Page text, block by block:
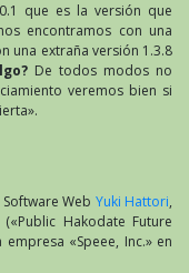
que es la versión que
encontramos con una
una extraña versión 1.3.8
De todos modos no
veremos bien si
Web Yuki Hattori,
Hakodate Future
«Speee, Inc.» en